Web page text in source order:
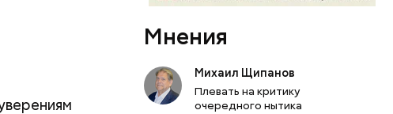
Мнения
Михаил Щипанов
Плевать на критику
очередного нытика